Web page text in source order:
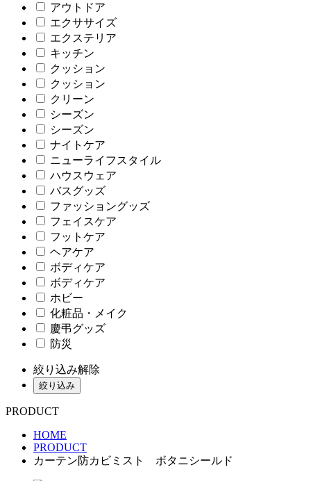
アウトドア
エクササイズ
エクステリア
キッチン
クッション
クッション
クリーン
シーズン
シーズン
ナイトケア
ニューライフスタイル
ハウスウェア
バスグッズ
ファッショングッズ
フェイスケア
フットケア
ヘアケア
ボディケア
ボディケア
ホビー
化粧品・メイク
慶弔グッズ
防災
絞り込み解除
絞り込み
PRODUCT
HOME
PRODUCT
カーテン防カビミスト ボタニシールド